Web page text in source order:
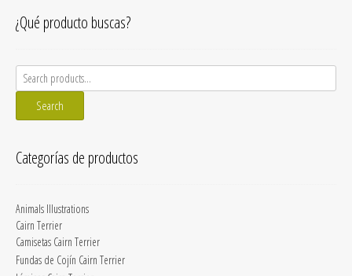
¿Qué producto buscas?
Search
for:
Search
Categorías de productos
Animals Illustrations
Cairn Terrier
Camisetas Cairn Terrier
Fundas de Cojín Cairn Terrier